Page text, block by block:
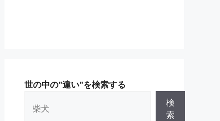
世の中の"違い"を検索する
検
索